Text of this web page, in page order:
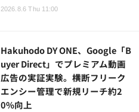
2026.8.6 Thu 11:00
Hakuhodo DY ONE、Google「B
uyer Direct」でプレミアム動画
広告の実証実験。横断フリーク
エンシー管理で新規リーチ約2
0%向上